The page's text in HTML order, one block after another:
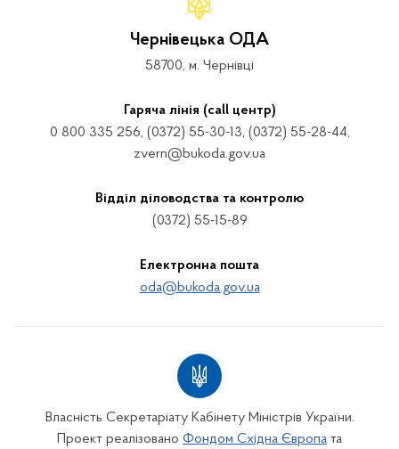
Чернівецька ОДА
58700, м. Чернівці
Гаряча лінія (call центр)
0 800 335 256, (0372) 55-30-13, (0372) 55-28-44,
zvern@bukoda.gov.ua
Відділ діловодства та контролю
(0372) 55-15-89
Електронна пошта
oda@bukoda.gov.ua
Власність Секретаріату Кабінету Міністрів України.
Проект реалізовано Фондом Східна Європа та